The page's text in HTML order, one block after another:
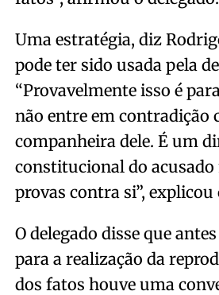
Uma estratégia, diz
pode ter sido usada pela
“Provavelmente isso é
não entre em contradição
companheira dele. É um
constitucional do
provas contra si”, explicou
O delegado disse que
para a realização da
dos fatos houve uma